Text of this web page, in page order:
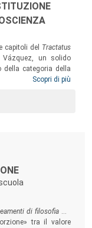
capitoli del Tractatus
Vázquez, un solido
della categoria della
finora mai
della presenza di
Scopri di più
di filosofia del
tra il valore